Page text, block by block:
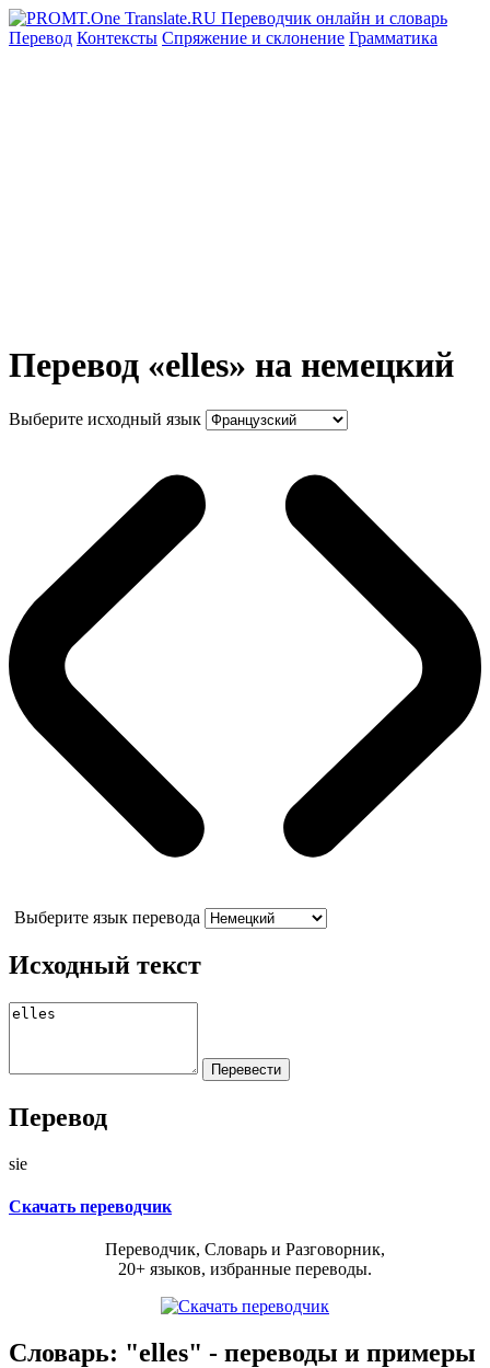
Перевод Контексты Спряжение и склонение Грамматика
Перевод «elles» на немецкий
Выберите исходный язык
Выберите язык перевода
Исходный текст
Перевод
sie
Скачать переводчик
Переводчик, Словарь и Разговорник,
20+ языков, избранные переводы.
Словарь: "elles" - переводы и примеры